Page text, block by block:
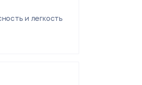
и легкость